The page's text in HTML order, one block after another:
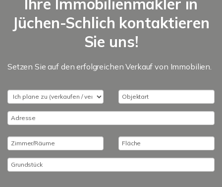
Jüchen-Schlich kontaktieren
Sie uns!
Setzen Sie auf den erfolgreichen Verkauf von Immobilien.